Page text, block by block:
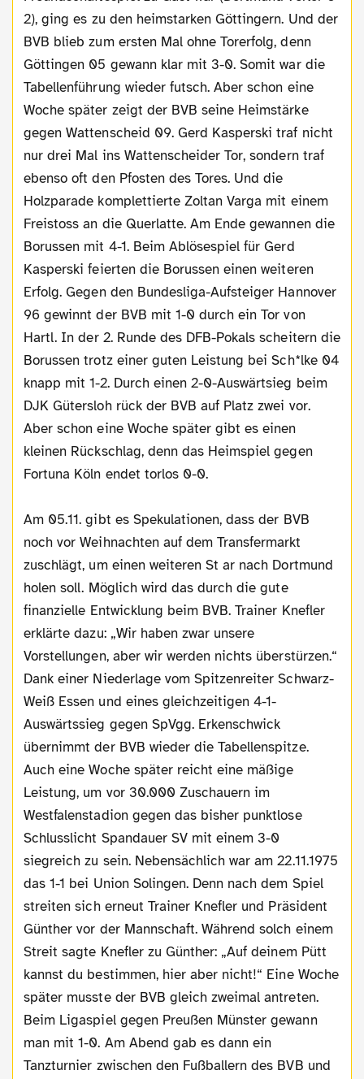
2), ging es zu den heimstarken Göttingern. Und der
BVB blieb zum ersten Mal ohne Torerfolg, denn
Göttingen 05 gewann klar mit 3-0. Somit war die
Tabellenführung wieder futsch. Aber schon eine
Woche später zeigt der BVB seine Heimstärke
gegen Wattenscheid 09. Gerd Kasperski traf nicht
nur drei Mal ins Wattenscheider Tor, sondern traf
ebenso oft den Pfosten des Tores. Und die
Holzparade komplettierte Zoltan Varga mit einem
Freistoss an die Querlatte. Am Ende gewannen die
Borussen mit 4-1. Beim Ablösespiel für Gerd
Kasperski feierten die Borussen einen weiteren
Erfolg. Gegen den Bundesliga-Aufsteiger Hannover
96 gewinnt der BVB mit 1-0 durch ein Tor von
Hartl. In der 2. Runde des DFB-Pokals scheitern die
Borussen trotz einer guten Leistung bei Sch*lke 04
knapp mit 1-2. Durch einen 2-0-Auswärtsieg beim
DJK Gütersloh rück der BVB auf Platz zwei vor.
Aber schon eine Woche später gibt es einen
kleinen Rückschlag, denn das Heimspiel gegen
Fortuna Köln endet torlos 0-0.
Am 05.11. gibt es Spekulationen, dass der BVB
noch vor Weihnachten auf dem Transfermarkt
zuschlägt, um einen weiteren St ar nach Dortmund
holen soll. Möglich wird das durch die gute
finanzielle Entwicklung beim BVB. Trainer Knefler
erklärte dazu: „Wir haben zwar unsere
Vorstellungen, aber wir werden nichts überstürzen.“
Dank einer Niederlage vom Spitzenreiter Schwarz-
Weiß Essen und eines gleichzeitigen 4-1-
Auswärtssieg gegen SpVgg. Erkenschwick
übernimmt der BVB wieder die Tabellenspitze.
Auch eine Woche später reicht eine mäßige
Leistung, um vor 30.000 Zuschauern im
Westfalenstadion gegen das bisher punktlose
Schlusslicht Spandauer SV mit einem 3-0
siegreich zu sein. Nebensächlich war am 22.11.1975
das 1-1 bei Union Solingen. Denn nach dem Spiel
streiten sich erneut Trainer Knefler und Präsident
Günther vor der Mannschaft. Während solch einem
Streit sagte Knefler zu Günther: „Auf deinem Pütt
kannst du bestimmen, hier aber nicht!“ Eine Woche
später musste der BVB gleich zweimal antreten.
Beim Ligaspiel gegen Preußen Münster gewann
man mit 1-0. Am Abend gab es dann ein
Tanzturnier zwischen den Fußballern des BVB und